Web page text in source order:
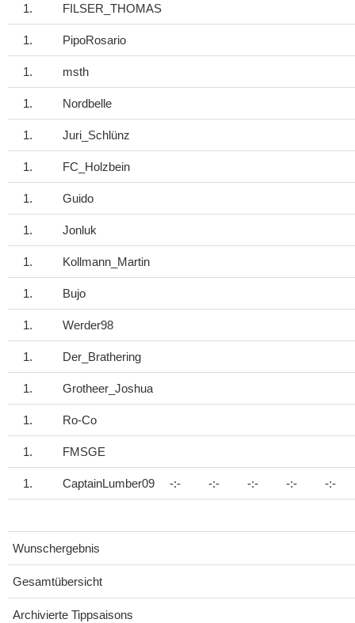
1. FILSER_THOMAS
1. PipoRosario
1. msth
1. Nordbelle
1. Juri_Schlünz
1. FC_Holzbein
1. Guido
1. Jonluk
1. Kollmann_Martin
1. Bujo
1. Werder98
1. Der_Brathering
1. Grotheer_Joshua
1. Ro-Co
1. FMSGE
1. CaptainLumber09 -:- -:- -:- -:- -:-
Wunschergebnis
Gesamtübersicht
Archivierte Tippsaisons